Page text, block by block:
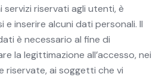
servizi riservati agli utenti, è
e inserire alcuni dati personali. Il
è necessario al fine di
la legittimazione all’accesso, nei
riservate, ai soggetti che vi